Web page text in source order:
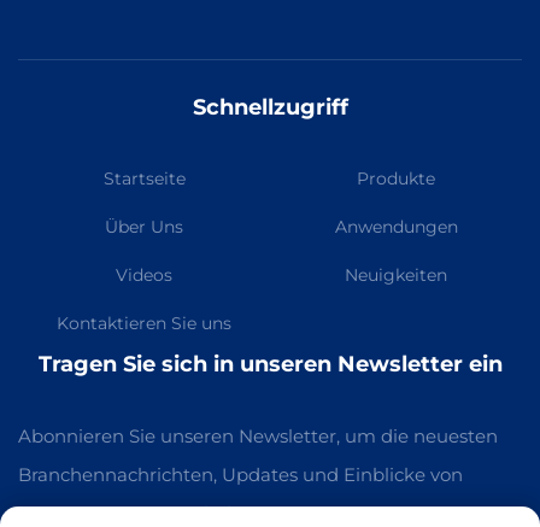
Schnellzugriff
Startseite Produkte
Über Uns Anwendungen
Videos Neuigkeiten
Kontaktieren Sie uns
Tragen Sie sich in unseren Newsletter ein
Abonnieren Sie unseren Newsletter, um die neuesten
Branchennachrichten, Updates und Einblicke von
unserem Team zu erhalten.